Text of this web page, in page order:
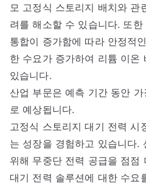
모 고정식 스토리지 배치와 관
려를 해소할 수 있습니다. 또
통합이 증가함에 따라 안정적
한 수요가 증가하여 리튬 이온
있습니다.
산업 부문은 예측 기간 동안
로 예상됩니다.
고정식 스토리지 대기 전력 시
는 성장을 경험하고 있습니다.
위해 무중단 전력 공급을 점점
대기 전력 솔루션에 대한 수요